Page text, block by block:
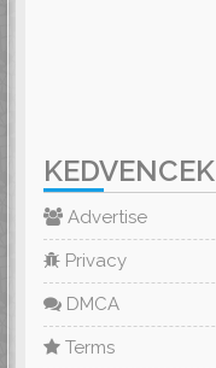
KEDVENCEK
Advertise
Privacy
DMCA
Terms